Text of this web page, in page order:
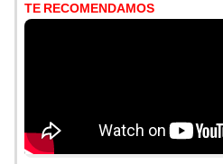
TE RECOMENDAMOS